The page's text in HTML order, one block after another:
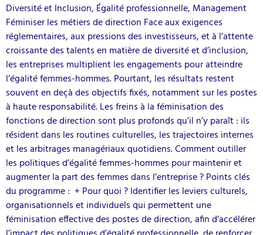
Diversité et Inclusion, Égalité professionnelle, Management
Féminiser les métiers de direction Face aux exigences
réglementaires, aux pressions des investisseurs, et à l’attente
croissante des talents en matière de diversité et d’inclusion,
les entreprises multiplient les engagements pour atteindre
l’égalité femmes-hommes. Pourtant, les résultats restent
souvent en deçà des objectifs fixés, notamment sur les postes
à haute responsabilité. Les freins à la féminisation des
fonctions de direction sont plus profonds qu’il n’y paraît : ils
résident dans les routines culturelles, les trajectoires internes
et les arbitrages managériaux quotidiens. Comment outiller
les politiques d’égalité femmes-hommes pour maintenir et
augmenter la part des femmes dans l’entreprise ? Points clés
du programme : + Pour quoi ? Identifier les leviers culturels,
organisationnels et individuels qui permettent une
féminisation effective des postes de direction, afin d’accélérer